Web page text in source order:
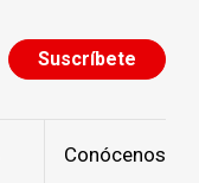
Suscríbete
Conócenos